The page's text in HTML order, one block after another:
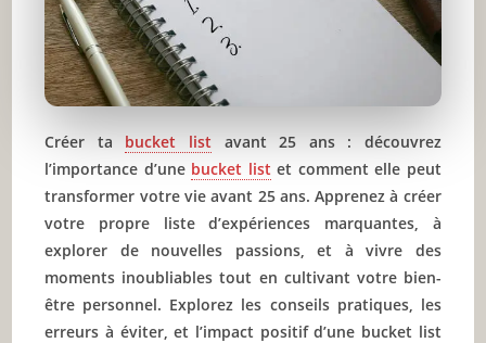
Créer ta bucket list avant 25 ans : découvrez
l’importance d’une bucket list et comment elle peut
transformer votre vie avant 25 ans. Apprenez à créer
votre propre liste d’expériences marquantes, à
explorer de nouvelles passions, et à vivre des
moments inoubliables tout en cultivant votre bien-
être personnel. Explorez les conseils pratiques, les
erreurs à éviter, et l’impact positif d’une bucket list